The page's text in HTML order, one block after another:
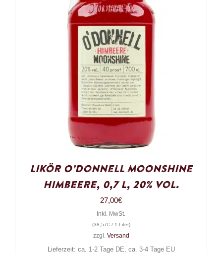
Likör O’Donnell Moonshine
Himbeere, 0,7 l, 20% Vol.
27,00€
Inkl. MwSt.
(38,57€/ 1 Liter)
zzgl. Versand
Lieferzeit: ca. 1-2 Tage DE, ca. 3-4 Tage EU